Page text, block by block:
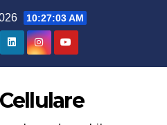
10:27:04 AM